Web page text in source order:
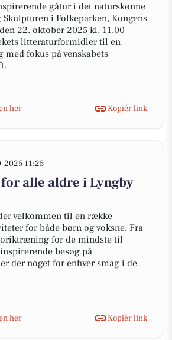
gåtur i det naturskønne
i Folkeparken, Kongens
22. oktober 2025 kl. 11.00
litteraturformidler til en
fokus på venskabets
her
Kopiér link
2025 11:25
alle aldre i Lyngby
velkommen til en række
for både børn og voksne. Fra
for de mindste til
besøg på
der noget for enhver smag i de
her
Kopiér link